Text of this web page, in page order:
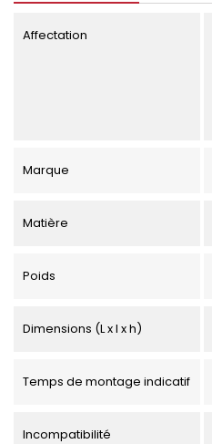
Affectation
Marque
Matière
Poids
Dimensions (L x l x h)
Temps de montage indicatif
Incompatibilité